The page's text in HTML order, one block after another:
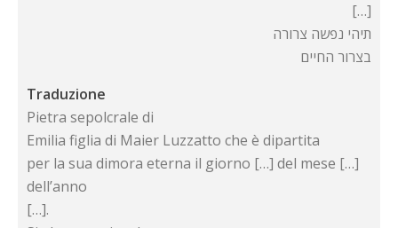
[…]
תיהי נפשה צרורה
בצרור החיים
Traduzione
Pietra sepolcrale di
Emilia figlia di Maier Luzzatto che è dipartita
per la sua dimora eterna il giorno […] del mese […]
dell’anno
[…].